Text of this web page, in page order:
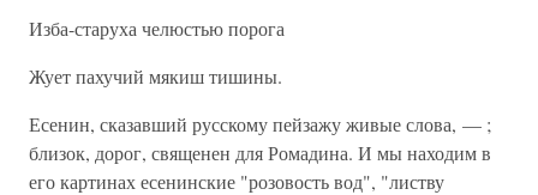
Изба-старуха челюстью порога
Жует пахучий мякиш тишины.
Есенин, сказавший русскому пейзажу живые слова, — ;
близок, дорог, священен для Ромадина. И мы находим в
его картинах есенинские "розовость вод", "листву